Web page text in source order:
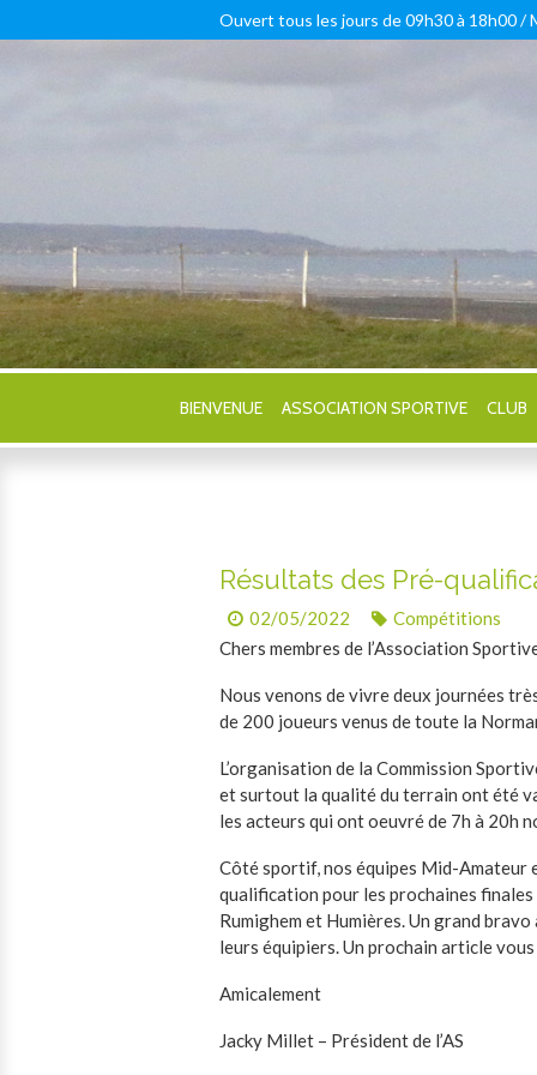
Ouvert tous les jours de 09h30 à 18h00 /
BIENVENUE ASSOCIATION SPORTIVE CLUB
Résultats des Pré-
02/05/2022
Compétitions
Chers membres de l’Association
Nous venons de vivre deux journées
de 200 joueurs venus de toute la
L’organisation de la Commission
et surtout la qualité du terrain ont été
les acteurs qui ont oeuvré de 7h à 20h
Côté sportif, nos équipes Mid-
qualification pour les prochaines
Rumighem et Humières. Un grand
leurs équipiers. Un prochain article
Amicalement
Jacky Millet – Président de l’AS